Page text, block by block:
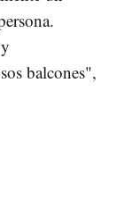
y
balcones",